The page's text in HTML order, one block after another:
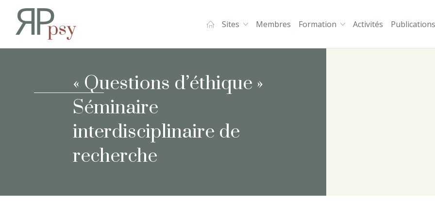
Recherches en Psychopathologie et
Sites Membres Formation Activités Publications
« Questions d’éthique »
Séminaire
interdisciplinaire de
recherche